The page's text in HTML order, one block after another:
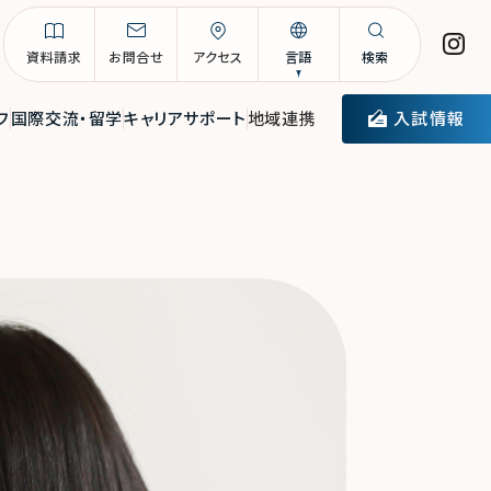
資料請求 お問合せ アクセス 言語 検索
国際交流・留学キャリアサポート地域連携 入試情報